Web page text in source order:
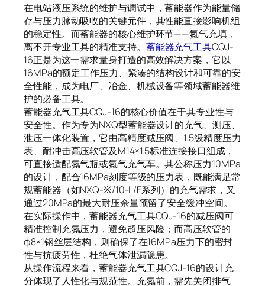
在电站液压系统的维护与调试中，蓄能器作为能量储
存与压力脉动吸收的关键元件，其性能直接影响机组
的稳定性。而蓄能器的核心维护环节——氮气充填，
离不开专业工具的精准支持。 蓄能器充气工具CQJ-
16正是为这一需求量身打造的高效解决方案，它以
16MPa的额定工作压力、紧凑的结构设计和可靠的安
全性能，成为电厂、冶金、机械设备等领域蓄能器维
护的必备工具。
蓄能器充气工具CQJ-16的核心价值在于其专业性与
安全性。作为专为NXQ型蓄能器设计的充气、测压、
泄压一体化装置，它由高精度减压阀、1.5级精度压力
表、耐冲击高压软管及M14×1.5标准连接接口组成，
可直接适配氮气瓶或氮气充气车。其公称压力10MPa
的设计，配合16MPa刻度等级的压力表，既能满足常
规蓄能器（如NXQ-※/10-L/F系列）的充气需求，又
通过20MPa的最大耐压余量预留了安全缓冲空间。
在实际操作中，蓄能器充气工具CQJ-16的减压阀可
精准控制充氮压力，避免超压风险；而高压软管的
φ8×1钢丝层结构，则确保了在16MPa压力下的密封
性与抗疲劳性，杜绝气体泄漏隐患。
从操作流程来看，蓄能器充气工具CQJ-16的设计充
分体现了人性化与规范性。充氮前，需先关闭排气